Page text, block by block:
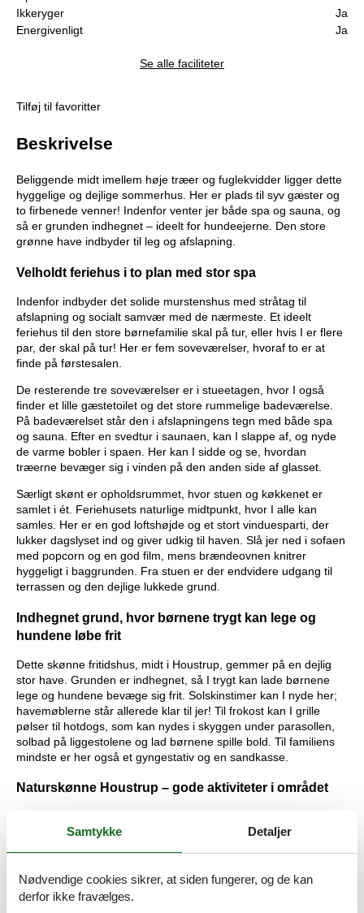
Ikkeryger
Ja
Energivenligt
Ja
Se alle faciliteter
Tilføj til favoritter
Beskrivelse
Beliggende midt imellem høje træer og fuglekvidder ligger dette
hyggelige og dejlige sommerhus. Her er plads til syv gæster og
to firbenede venner! Indenfor venter jer både spa og sauna, og
så er grunden indhegnet – ideelt for hundeejerne. Den store
grønne have indbyder til leg og afslapning.
Velholdt feriehus i to plan med stor spa
Indenfor indbyder det solide murstenshus med stråtag til
afslapning og socialt samvær med de nærmeste. Et ideelt
feriehus til den store børnefamilie skal på tur, eller hvis I er flere
par, der skal på tur! Her er fem soveværelser, hvoraf to er at
finde på førstesalen.
De resterende tre soveværelser er i stueetagen, hvor I også
finder et lille gæstetoilet og det store rummelige badeværelse.
På badeværelset står den i afslapningens tegn med både spa
og sauna. Efter en svedtur i saunaen, kan I slappe af, og nyde
de varme bobler i spaen. Her kan I sidde og se, hvordan
træerne bevæger sig i vinden på den anden side af glasset.
Særligt skønt er opholdsrummet, hvor stuen og køkkenet er
samlet i ét. Feriehusets naturlige midtpunkt, hvor I alle kan
samles. Her er en god loftshøjde og et stort vinduesparti, der
lukker dagslyset ind og giver udkig til haven. Slå jer ned i sofaen
med popcorn og en god film, mens brændeovnen knitrer
hyggeligt i baggrunden. Fra stuen er der endvidere udgang til
terrassen og den dejlige lukkede grund.
Indhegnet grund, hvor børnene trygt kan lege og
hundene løbe frit
Dette skønne fritidshus, midt i Houstrup, gemmer på en dejlig
stor have. Grunden er indhegnet, så I trygt kan lade børnene
lege og hundene bevæge sig frit. Solskinstimer kan I nyde her;
havemøblerne står allerede klar til jer! Til frokost kan I grille
pølser til hotdogs, som kan nydes i skyggen under parasollen,
solbad på liggestolene og lad børnene spille bold. Til familiens
mindste er her også et gyngestativ og en sandkasse.
Naturskønne Houstrup – gode aktiviteter i området
Vesterhav og store grønne skovarealer såsom Blåbjerg
kan I samle skaller eller tage en dukkert om sommeren. Også et
fantastisk sted at gå lange ture.
Samtykke Detaljer
Nødvendige cookies sikrer, at siden fungerer, og de kan
derfor ikke fravælges.